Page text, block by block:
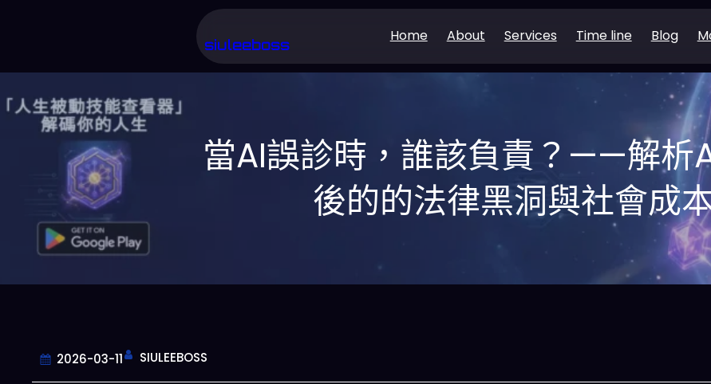
主
要
siuleeboss Home About Services Time line Blog
當AI誤診時，誰該負責？——解析
後的的法律黑洞與社會成
2026-03-11 SIULEEBOSS